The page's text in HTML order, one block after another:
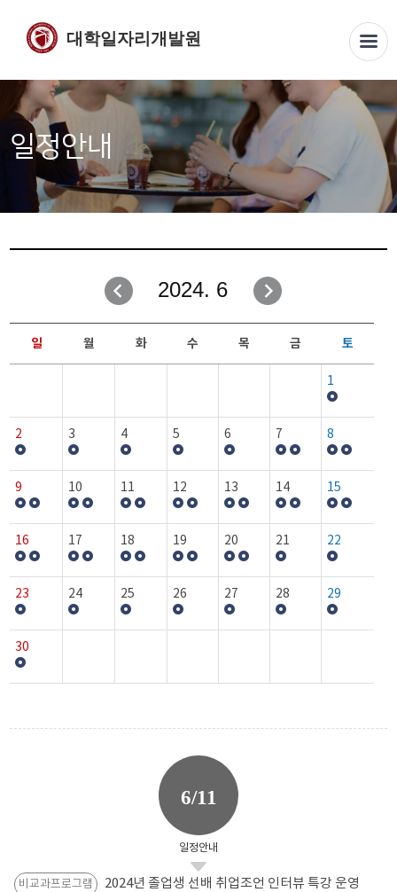
대학일자리개발원
일정안내
2024. 6
일 월 화 수 목 금 토
1
2 3 4 5 6 7 8
9 10 11 12 13 14 15
16 17 18 19 20 21 22
23 24 25 26 27 28 29
30
6/11
일정안내
비교과프로그램 2024년 졸업생 선배 취업조언 인터뷰 특강 운영